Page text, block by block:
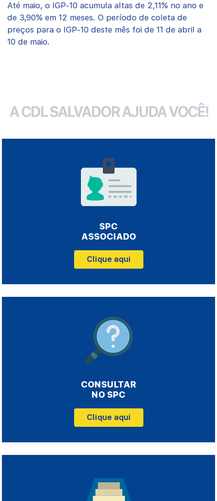
Até maio, o IGP-10 acumula altas de 2,11% no ano e
de 3,90% em 12 meses. O período de coleta de
preços para o IGP-10 deste mês foi de 11 de abril a
10 de maio.
A CDL SALVADOR AJUDA VOCÊ!
SPC
ASSOCIADO
Clique aqui
CONSULTAR
NO SPC
Clique aqui